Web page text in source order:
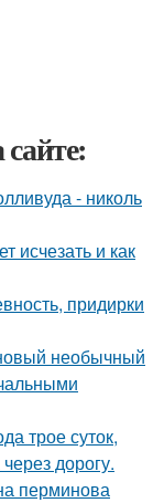
- николь
исчезать и как
придирки
необычный
трое суток,
дорогу.
перминова